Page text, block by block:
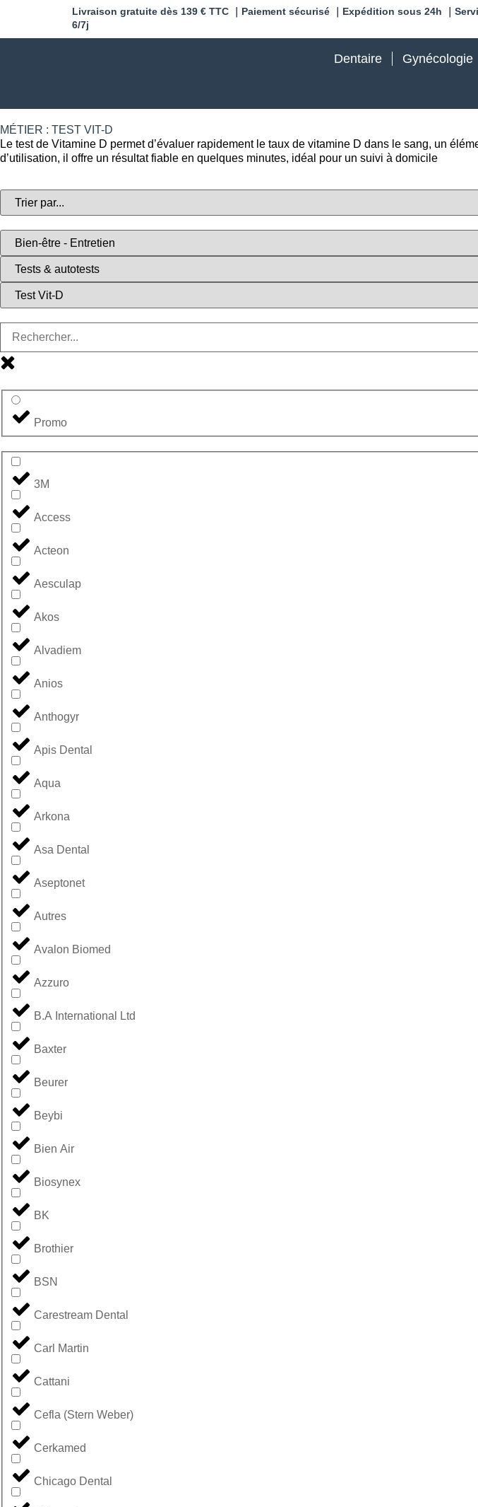
Livraison gratuite dès 139 € TTC ｜Paiement sécurisé ｜Expédition sous 24h ｜
6/7j
Dentaire Gynécologie
MÉTIER : TEST VIT-D
Le test de Vitamine D permet d’évaluer rapidement le taux de vitamine D dans le sang, un
d’utilisation, il offre un résultat fiable en quelques minutes, idéal pour un suivi à domicile
Promo
3M
Access
Acteon
Aesculap
Akos
Alvadiem
Anios
Anthogyr
Apis Dental
Aqua
Arkona
Asa Dental
Aseptonet
Autres
Avalon Biomed
Azzuro
B.A International Ltd
Baxter
Beurer
Beybi
Bien Air
Biosynex
BK
Brothier
BSN
Carestream Dental
Carl Martin
Cattani
Cefla (Stern Weber)
Cerkamed
Chicago Dental